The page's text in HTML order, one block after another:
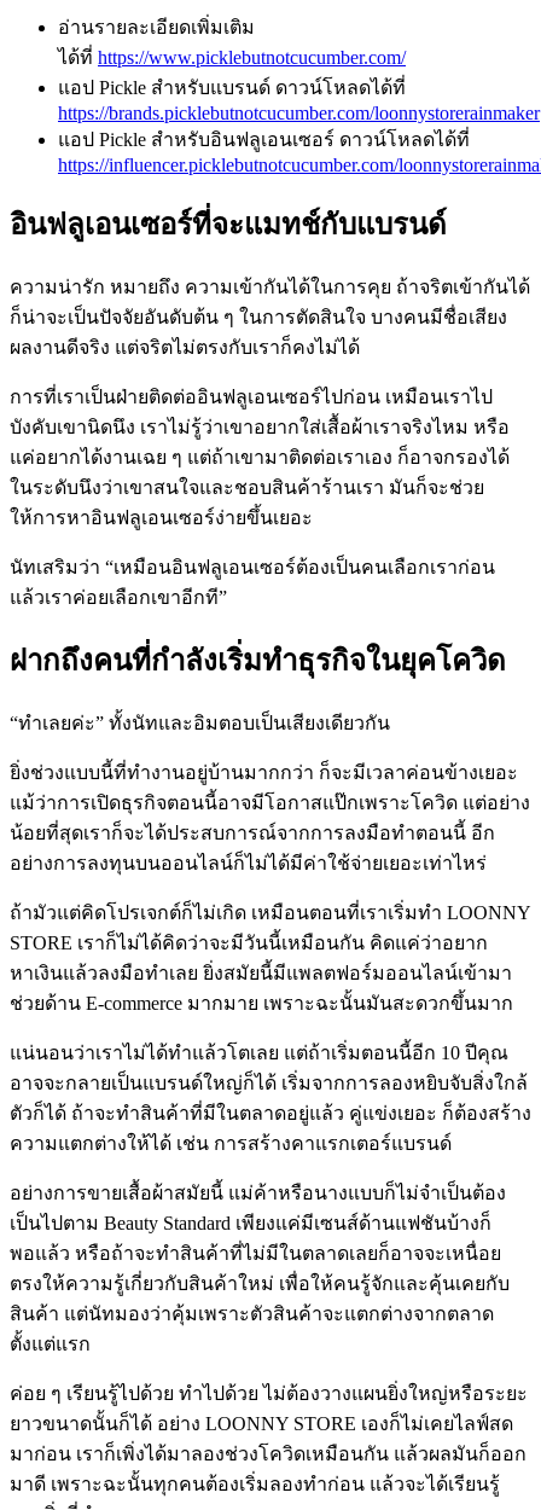
อ่านรายละเอียดเพิ่มเติม
ได้ที่ https://www.picklebutnotcucumber.com/
แอป Pickle สำหรับแบรนด์ ดาวน์โหลดได้ที่
https://brands.picklebutnotcucumber.com/loonnystorerainmaker
แอป Pickle สำหรับอินฟลูเอนเซอร์ ดาวน์โหลดได้ที่
https://influencer.picklebutnotcucumber.com/
อินฟลูเอนเซอร์ที่จะแมทช์กับแบรนด์
ความน่ารัก หมายถึง ความเข้ากันได้ในการคุย ถ้าจริตเข้ากันได้
ก็น่าจะเป็นปัจจัยอันดับต้น ๆ ในการตัดสินใจ บางคนมีชื่อเสียง
ผลงานดีจริง แต่จริตไม่ตรงกับเราก็คงไม่ได้
การที่เราเป็นฝ่ายติดต่ออินฟลูเอนเซอร์ไปก่อน เหมือนเราไป
บังคับเขานิดนึง เราไม่รู้ว่าเขาอยากใส่เสื้อผ้าเราจริงไหม หรือ
แค่อยากได้งานเฉย ๆ แต่ถ้าเขามาติดต่อเราเอง ก็อาจกรองได้
ในระดับนึงว่าเขาสนใจและชอบสินค้าร้านเรา มันก็จะช่วย
ให้การหาอินฟลูเอนเซอร์ง่ายขึ้นเยอะ
นัทเสริมว่า “เหมือนอินฟลูเอนเซอร์ต้องเป็นคนเลือกเราก่อน
แล้วเราค่อยเลือกเขาอีกที”
ฝากถึงคนที่กำลังเริ่มทำธุรกิจในยุคโควิด
“ทำเลยค่ะ” ทั้งนัทและอิมตอบเป็นเสียงเดียวกัน
ยิ่งช่วงแบบนี้ที่ทำงานอยู่บ้านมากกว่า ก็จะมีเวลาค่อนข้างเยอะ
แม้ว่าการเปิดธุรกิจตอนนี้อาจมีโอกาสแป๊กเพราะโควิด แต่อย่าง
น้อยที่สุดเราก็จะได้ประสบการณ์จากการลงมือทำตอนนี้ อีก
อย่างการลงทุนบนออนไลน์ก็ไม่ได้มีค่าใช้จ่ายเยอะเท่าไหร่
ถ้ามัวแต่คิดโปรเจกต์ก็ไม่เกิด เหมือนตอนที่เราเริ่มทำ LOONNY
STORE เราก็ไม่ได้คิดว่าจะมีวันนี้เหมือนกัน คิดแค่ว่าอยาก
หาเงินแล้วลงมือทำเลย ยิ่งสมัยนี้มีแพลตฟอร์มออนไลน์เข้ามา
ช่วยด้าน E-commerce มากมาย เพราะฉะนั้นมันสะดวกขึ้นมาก
แน่นอนว่าเราไม่ได้ทำแล้วโตเลย แต่ถ้าเริ่มตอนนี้อีก 10 ปีคุณ
อาจจะกลายเป็นแบรนด์ใหญ่ก็ได้ เริ่มจากการลองหยิบจับสิ่งใกล้
ตัวก็ได้ ถ้าจะทำสินค้าที่มีในตลาดอยู่แล้ว คู่แข่งเยอะ ก็ต้องสร้าง
ความแตกต่างให้ได้ เช่น การสร้างคาแรกเตอร์แบรนด์
อย่างการขายเสื้อผ้าสมัยนี้ แม่ค้าหรือนางแบบก็ไม่จำเป็นต้อง
เป็นไปตาม Beauty Standard เพียงแค่มีเซนส์ด้านแฟชันบ้างก็
พอแล้ว หรือถ้าจะทำสินค้าที่ไม่มีในตลาดเลยก็อาจจะเหนื่อย
ตรงให้ความรู้เกี่ยวกับสินค้าใหม่ เพื่อให้คนรู้จักและคุ้นเคยกับ
สินค้า แต่นัทมองว่าคุ้มเพราะตัวสินค้าจะแตกต่างจากตลาด
ตั้งแต่แรก
ค่อย ๆ เรียนรู้ไปด้วย ทำไปด้วย ไม่ต้องวางแผนยิ่งใหญ่หรือระยะ
ยาวขนาดนั้นก็ได้ อย่าง LOONNY STORE เองก็ไม่เคยไลฟ์สด
มาก่อน เราก็เพิ่งได้มาลองช่วงโควิดเหมือนกัน แล้วผลมันก็ออก
มาดี เพราะฉะนั้นทุกคนต้องเริ่มลองทำก่อน แล้วจะได้เรียนรู้